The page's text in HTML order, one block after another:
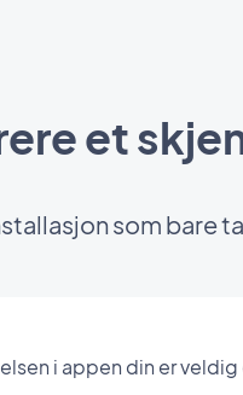
et
som bare
i appen din er